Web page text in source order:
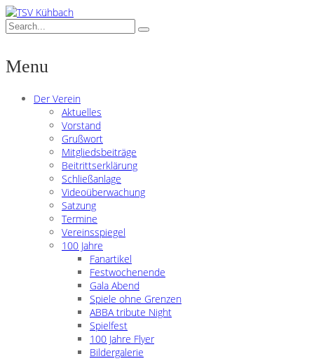
Menu
Der Verein
Aktuelles
Vorstand
Grußwort
Mitgliedsbeiträge
Beitrittserklärung
Schließanlage
Videoüberwachung
Satzung
Termine
Vereinsspiegel
100 Jahre
Fanartikel
Festwochenende
Gala Abend
Spiele ohne Grenzen
ABBA tribute Night
Spielfest
100 Jahre Flyer
Bildergalerie